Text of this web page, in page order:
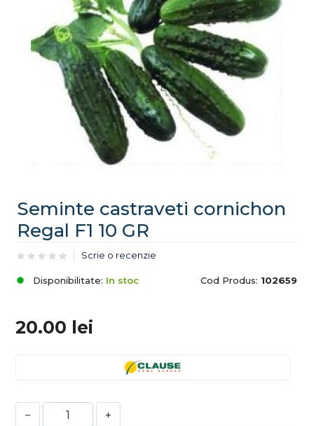
Seminte castraveti cornichon
Regal F1 10 GR
Scrie o recenzie
Disponibilitate: In stoc Cod Produs: 102659
20.00 lei
− +